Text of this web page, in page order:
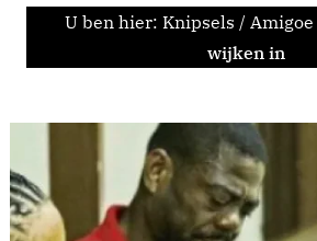
U ben hier: Knipsels / Amigoe
wijken in